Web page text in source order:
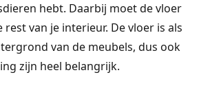
hebt. Daarbij moet de vloer
van je interieur. De vloer is als
van de meubels, dus ook
zijn heel belangrijk.